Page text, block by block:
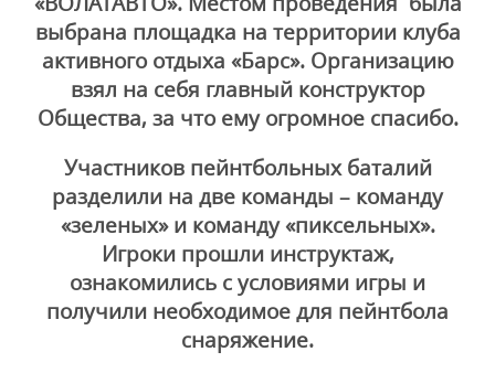
выбрана площадка на территории клуба
активного отдыха «Барс». Организацию
взял на себя главный конструктор
Общества, за что ему огромное спасибо.
Участников пейнтбольных баталий
разделили на две команды – команду
«зеленых» и команду «пиксельных».
Игроки прошли инструктаж,
ознакомились с условиями игры и
получили необходимое для пейнтбола
снаряжение.